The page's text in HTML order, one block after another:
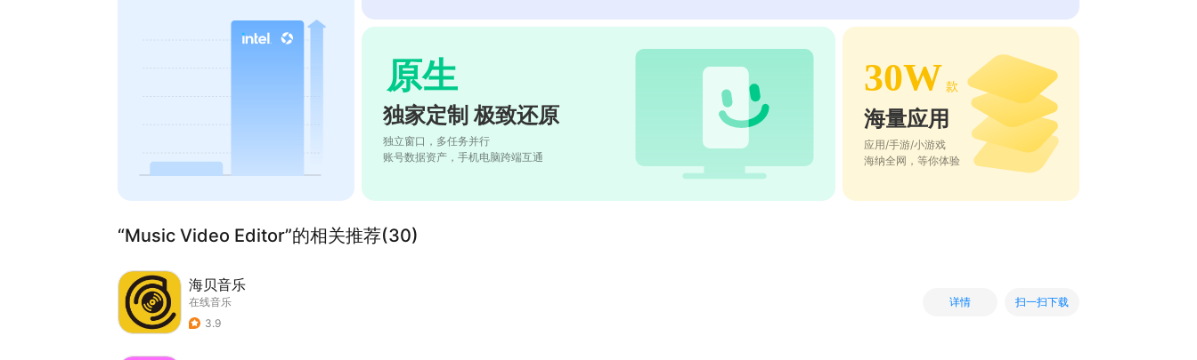
原生
独家定制 极致还原
独立窗口，多任务并行
账号数据资产，手机电脑跨端互通
30W 款
海量应用
应用/手游/小游戏
海纳全网，等你体验
“Music Video Editor”的相关推荐(30)
海贝音乐
在线音乐
3.9
详情 扫一扫下载